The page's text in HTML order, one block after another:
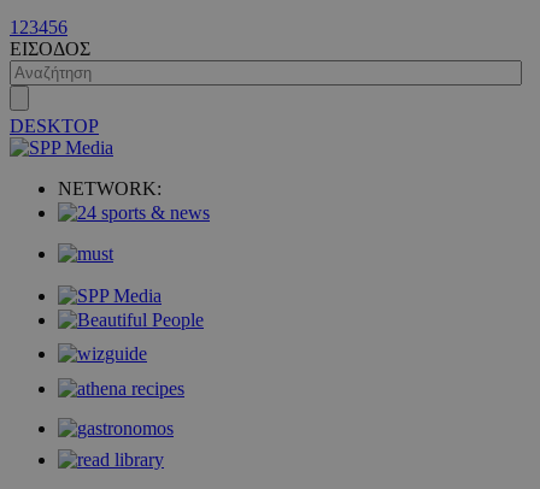
1 23456
ΕΙΣΟΔΟΣ
DESKTOP
NETWORK: